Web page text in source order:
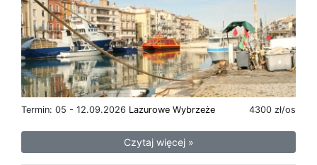
Termin: 05 - 12.09.2026 4300 zł/os
Lazurowe Wybrzeże
Czytaj więcej »